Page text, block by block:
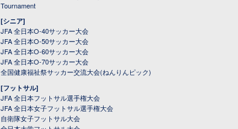
Tournament
[シニア]
JFA 全日本O-40サッカー大会
JFA 全日本O-50サッカー大会
JFA 全日本O-60サッカー大会
JFA 全日本O-70サッカー大会
全国健康福祉祭サッカー交流大会(ねんりんピック)
[フットサル]
JFA 全日本フットサル選手権大会
JFA 全日本女子フットサル選手権大会
自衛隊女子フットサル大会